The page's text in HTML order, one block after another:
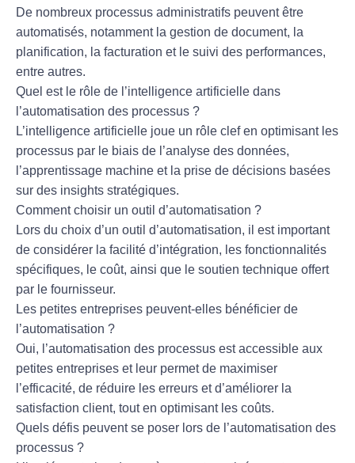
De nombreux processus administratifs peuvent être
automatisés, notamment la gestion de document, la
planification, la facturation et le suivi des performances,
entre autres.
Quel est le rôle de l’intelligence artificielle dans
l’automatisation des processus ?
L’intelligence artificielle joue un rôle clef en optimisant les
processus par le biais de l’analyse des données,
l’apprentissage machine et la prise de décisions basées
sur des insights stratégiques.
Comment choisir un outil d’automatisation ?
Lors du choix d’un outil d’automatisation, il est important
de considérer la facilité d’intégration, les fonctionnalités
spécifiques, le coût, ainsi que le soutien technique offert
par le fournisseur.
Les petites entreprises peuvent-elles bénéficier de
l’automatisation ?
Oui, l’automatisation des processus est accessible aux
petites entreprises et leur permet de maximiser
l’efficacité, de réduire les erreurs et d’améliorer la
satisfaction client, tout en optimisant les coûts.
Quels défis peuvent se poser lors de l’automatisation des
processus ?